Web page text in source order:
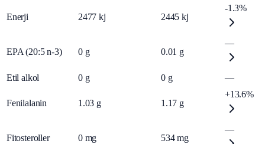
Enerji 2477 kj 2445 kj
-1.3%
EPA (20:5 n-3) 0 g 0.01 g
—
Etil alkol 0 g 0 g —
Fenilalanin 1.03 g 1.17 g
+13.6%
Fitosteroller 0 mg 534 mg
—